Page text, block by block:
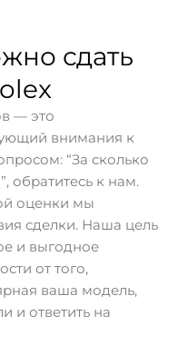
сдать
— это
внимания к
“За сколько
обратитесь к нам.
оценки мы
сделки. Наша цель
и выгодное
от того,
ваша модель,
и ответить на